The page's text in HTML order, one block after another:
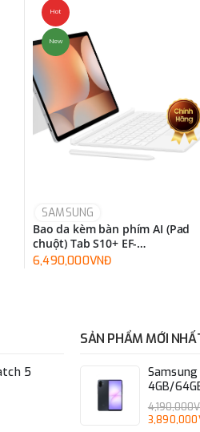
Hot
New
SAMSUNG
Bao da kèm bàn phím AI (Pad
chuột) Tab S10+ EF-
DX825UWEGWW
6,490,000VNĐ
5
SẢN PHẨM MỚI
4GB/